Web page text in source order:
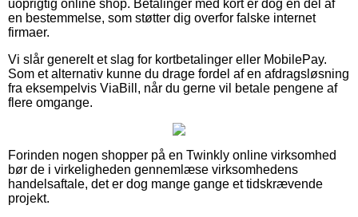
uoprigtig online shop. Betalinger med kort er dog en del af
en bestemmelse, som støtter dig overfor falske internet
firmaer.
Vi slår generelt et slag for kortbetalinger eller MobilePay.
Som et alternativ kunne du drage fordel af en afdragsløsning
fra eksempelvis ViaBill, når du gerne vil betale pengene af
flere omgange.
Forinden nogen shopper på en Twinkly online virksomhed
bør de i virkeligheden gennemlæse virksomhedens
handelsaftale, det er dog mange gange et tidskrævende
projekt.